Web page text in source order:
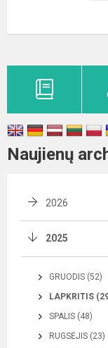
Naujienų
2026
2025
GRUODIS (52)
LAPKRITIS
SPALIS (48)
RUGSĖJIS (23)